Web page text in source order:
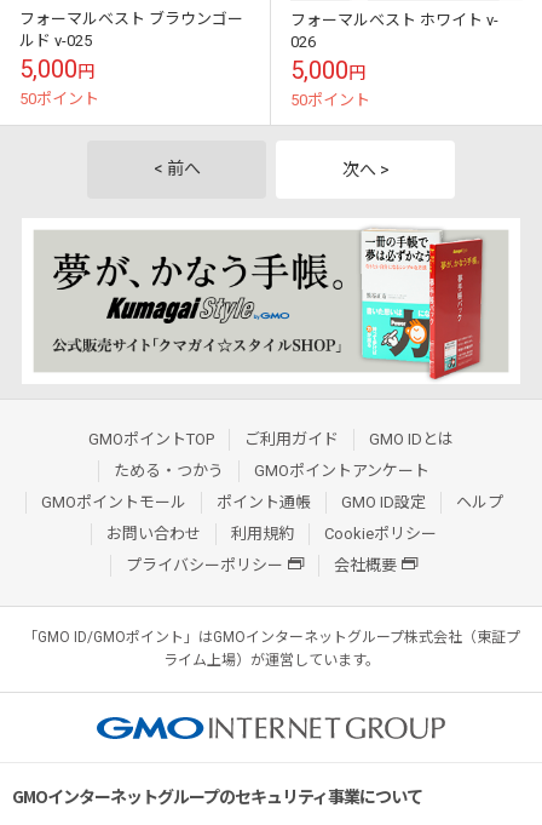
フォーマルベスト ブラウンゴー
ルド v-025
5,000円
50ポイント
フォーマルベスト ホワイト v-
026
5,000円
50ポイント
< 前へ 次へ >
GMOポイントTOP ご利用ガイド
GMO IDとは
ためる・つかう
GMOポイントアンケート
GMOポイントモール
ポイント通帳 GMO ID設定
ヘルプ
お問い合わせ
利用規約
Cookieポリシー
プライバシーポリシー
会社概要
「GMO ID/GMOポイント」はGMOインターネットグループ株式会社（東証プ
ライム上場）が運営しています。
GMOインターネットグループのセキュリティ事業について